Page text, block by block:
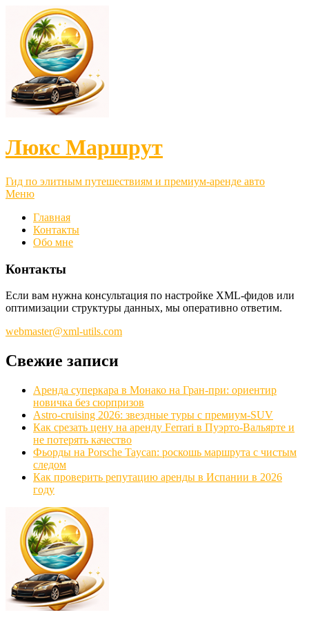
Люкс Маршрут
Гид по элитным путешествиям и премиум-аренде авто
Меню
Главная
Контакты
Обо мне
Контакты
Если вам нужна консультация по настройке XML-фидов или
оптимизации структуры данных, мы оперативно ответим.
webmaster@xml-utils.com
Свежие записи
Аренда суперкара в Монако на Гран-при: ориентир
новичка без сюрпризов
Astro-cruising 2026: звездные туры с премиум‑SUV
Как срезать цену на аренду Ferrari в Пуэрто‑Вальярте и
не потерять качество
Фьорды на Porsche Taycan: роскошь маршрута с чистым
следом
Как проверить репутацию аренды в Испании в 2026
году